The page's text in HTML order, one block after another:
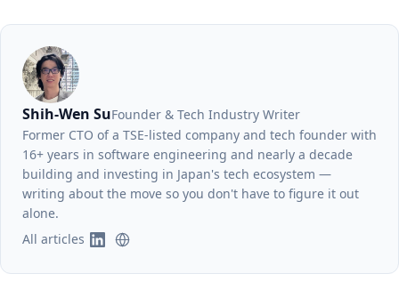
Shih-Wen SuFounder & Tech Industry Writer
Former CTO of a TSE-listed company and tech founder with
16+ years in software engineering and nearly a decade
building and investing in Japan's tech ecosystem —
writing about the move so you don't have to figure it out
alone.
All articles